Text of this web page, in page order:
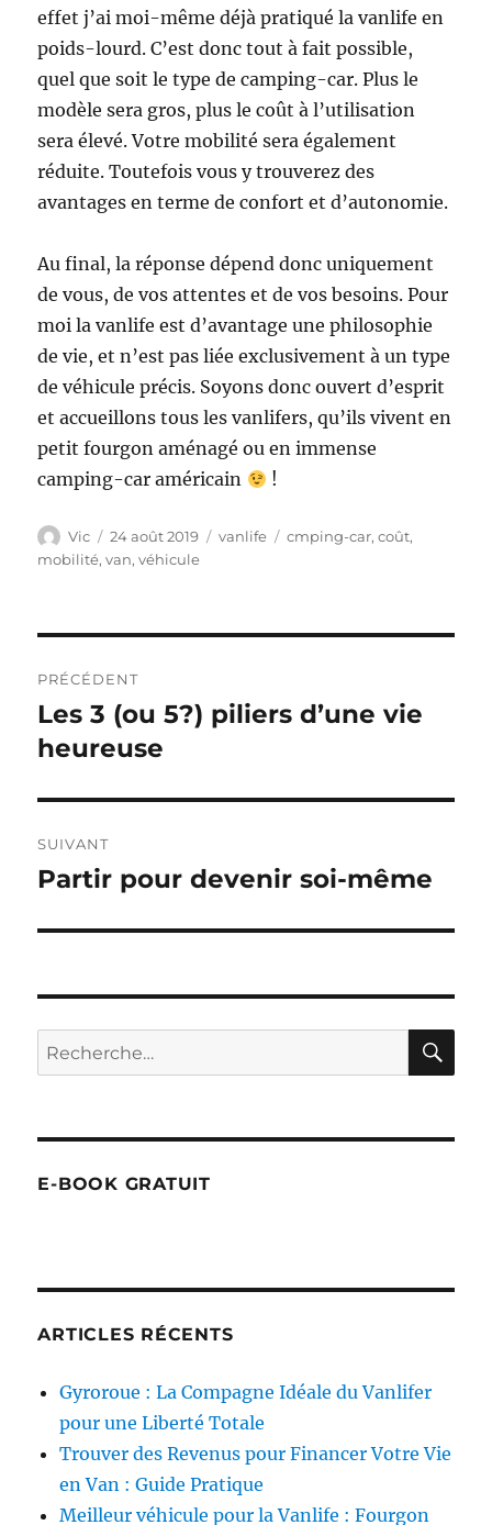
effet j’ai moi-même déjà pratiqué la vanlife en
poids-lourd. C’est donc tout à fait possible,
quel que soit le type de camping-car. Plus le
modèle sera gros, plus le coût à l’utilisation
sera élevé. Votre mobilité sera également
réduite. Toutefois vous y trouverez des
avantages en terme de confort et d’autonomie.
Au final, la réponse dépend donc uniquement
de vous, de vos attentes et de vos besoins. Pour
moi la vanlife est d’avantage une philosophie
de vie, et n’est pas liée exclusivement à un type
de véhicule précis. Soyons donc ouvert d’esprit
et accueillons tous les vanlifers, qu’ils vivent en
petit fourgon aménagé ou en immense
camping-car américain
!
Auteur
Vic
Publié
le
24 août 2019 Catégories
vanlife Étiquettes
cmping-car,coût,
mobilité,van,véhicule
de
l’article
PRÉCÉDENT
Publication
précédente :
Les 3 (ou 5?) piliers d’une vie
heureuse
SUIVANT
Publication
Partir pour devenir soi-même
Recherche
pour :
E-BOOK GRATUIT
ARTICLES RÉCENTS
Gyroroue : La Compagne Idéale du Vanlifer
pour une Liberté Totale
Trouver des Revenus pour Financer Votre Vie
en Van : Guide Pratique
Meilleur véhicule pour la Vanlife : Fourgon